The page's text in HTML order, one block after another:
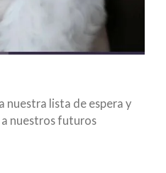
nuestra lista de espera y
nuestros futuros